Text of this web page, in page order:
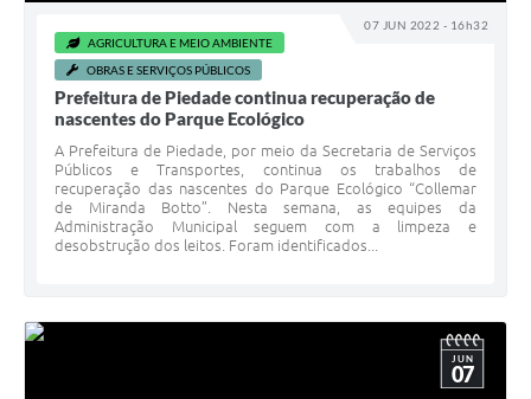
07 JUN 2022 - 16h32
AGRICULTURA E MEIO AMBIENTE
OBRAS E SERVIÇOS PÚBLICOS
Prefeitura de Piedade continua recuperação de
nascentes do Parque Ecológico
A Prefeitura de Piedade, por meio da Secretaria de Serviços
Públicos e Transportes, continua os trabalhos de
recuperação das nascentes do Parque Ecológico “Collemar
de Miranda Botto”. Nesta semana, as equipes da
Administração Municipal seguem com a limpeza e
desobstrução dos leitos. Foram identificados...
JUN
07